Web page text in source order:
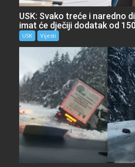
USK: Svako treće i naredno
imat će dječiji dodatak od
USK Vijesti